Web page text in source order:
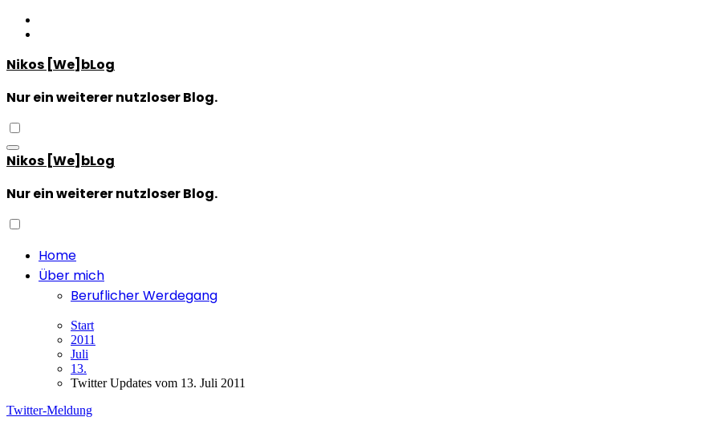
Zum
Inhalt
Nikos [We]bLog
Nur ein weiterer nutzloser Blog.
Nikos [We]bLog
Nur ein weiterer nutzloser Blog.
Home
Über mich
Beruflicher Werdegang
Start
2011
Juli
13.
Twitter Updates vom 13. Juli 2011
Twitter-Meldung